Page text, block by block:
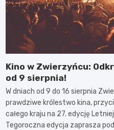
Kino w Zwierzyńcu:
od 9 sierpnia!
W dniach od 9 do 16 sierpnia
prawdziwe królestwo kina,
całego kraju na 27. edycję
Tegoroczna edycja zaprasza